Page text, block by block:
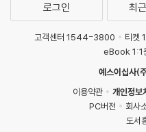
로그인 최
고객센터 1544-3800 티켓
eBook 1:1
예스이십사(
이용약관
개인정보
PC버전
회사
도서